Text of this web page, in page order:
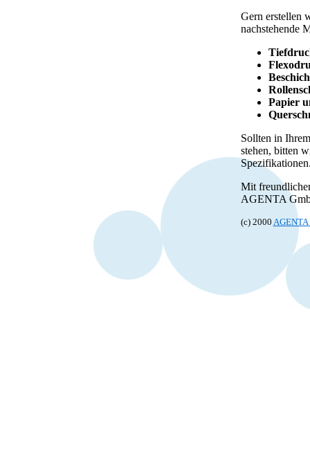
Gern erstellen
nachstehende
Papier
Sollten in
stehen, bitten
Mit
AGENTA
(c) 2000 AGENTA